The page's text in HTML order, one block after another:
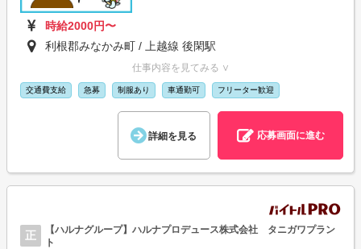
時給2000円〜
利根郡みなかみ町 / 上越線 後閑駅
仕事内容を見てみる ∨
交通費支給 急募 制服あり 車通勤可 フリーター歓迎
詳細を見る 応募画面に進む
正
【ハルナグループ】ハルナプロデュース株式会社 タニガワプラン
ト